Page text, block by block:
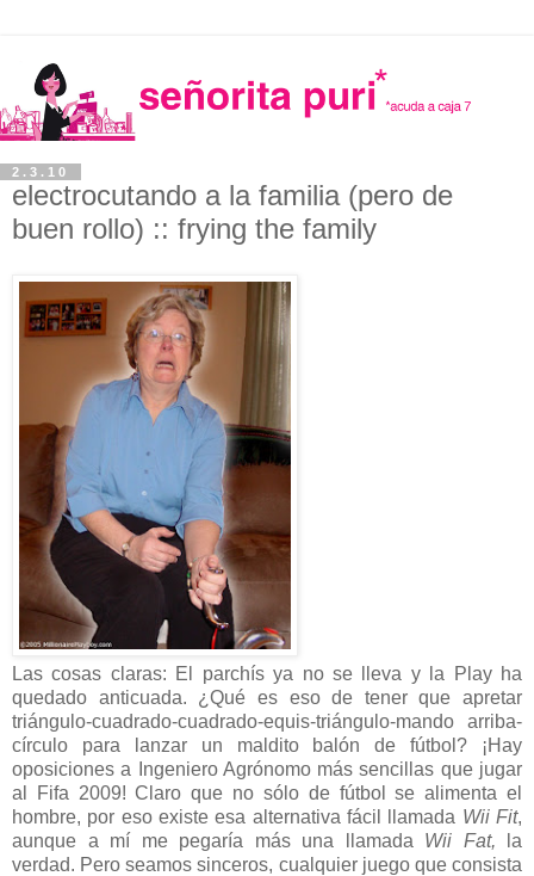
2.3.10
electrocutando a la familia (pero de
buen rollo) :: frying the family
Las cosas claras: El parchís ya no se lleva y la Play ha
quedado anticuada. ¿Qué es eso de tener que apretar
triángulo-cuadrado-cuadrado-equis-triángulo-mando arriba-
círculo para lanzar un maldito balón de fútbol? ¡Hay
oposiciones a Ingeniero Agrónomo más sencillas que jugar
al Fifa 2009! Claro que no sólo de fútbol se alimenta el
hombre, por eso existe esa alternativa fácil llamada Wii Fit,
aunque a mí me pegaría más una llamada Wii Fat, la
verdad. Pero seamos sinceros, cualquier juego que consista